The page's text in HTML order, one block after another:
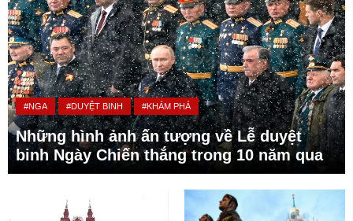
#NGA #DUYỆT BINH #KHÁM PHÁ
Những hình ảnh ấn tượng về Lễ duyệt
binh Ngày Chiến thắng trong 10 năm qua